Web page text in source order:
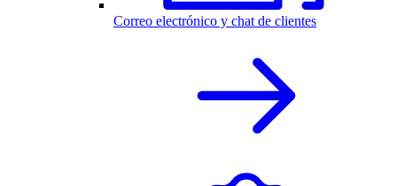
Correo electrónico y chat de clientes